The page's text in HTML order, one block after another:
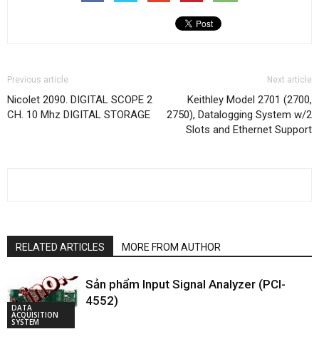
Previous article
Nicolet 2090. DIGITAL SCOPE 2
CH. 10 Mhz DIGITAL STORAGE
Next article
Keithley Model 2701 (2700,
2750), Datalogging System w/2
Slots and Ethernet Support
RELATED ARTICLES MORE FROM AUTHOR
DATA
ACQUISITION
SYSTEM
Sản phẩm Input Signal Analyzer (PCI-
4552)